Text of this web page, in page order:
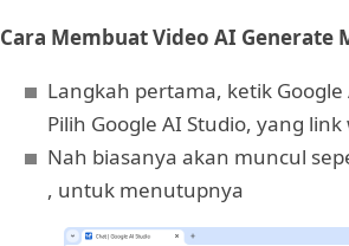
Cara Membuat Video AI Generate
Langkah pertama, ketik
Pilih Google AI Studio, yang
Nah biasanya akan muncul
, untuk menutupnya